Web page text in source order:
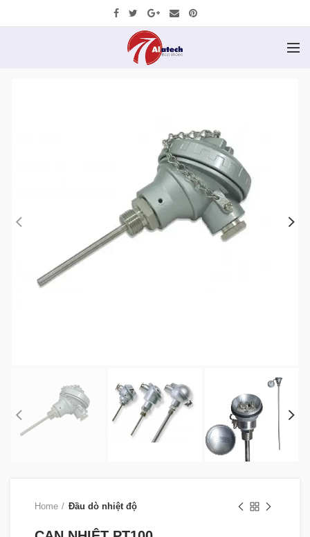
Home Đầu dò nhiệt độ